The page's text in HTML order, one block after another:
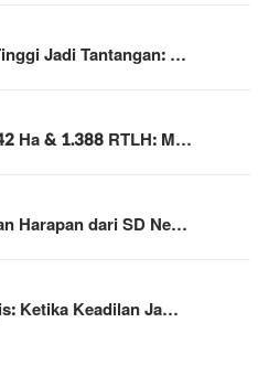
Jadi Tantangan: …
Ha & 1.388 RTLH: M…
Harapan dari SD Ne…
Ketika Keadilan Ja…